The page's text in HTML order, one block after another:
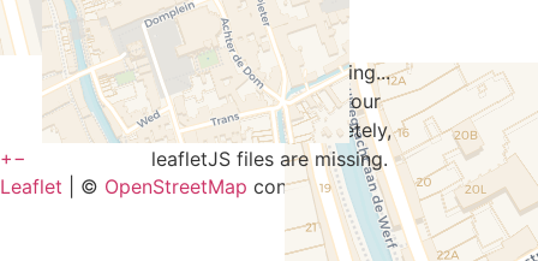
+−
Leaflet | © OpenStreetMap contributors and ©CARTO
Travelers' Map is loading...
If you see this after your
page is loaded completely,
leafletJS files are missing.